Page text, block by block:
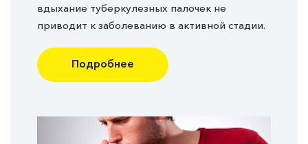
вдыхание туберкулезных палочек не
приводит к заболеванию в активной стадии.
Подробнее